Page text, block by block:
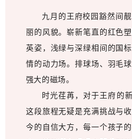
九月的王府校园豁然间
丽的风貌。崭新笔直的红色
英姿，浅绿与深绿相间的国
情的动力场。排球场、羽毛
强大的磁场。
时光荏苒，对于王府的
这段旅程无疑是充满挑战与
今的自信大方，每一个孩子